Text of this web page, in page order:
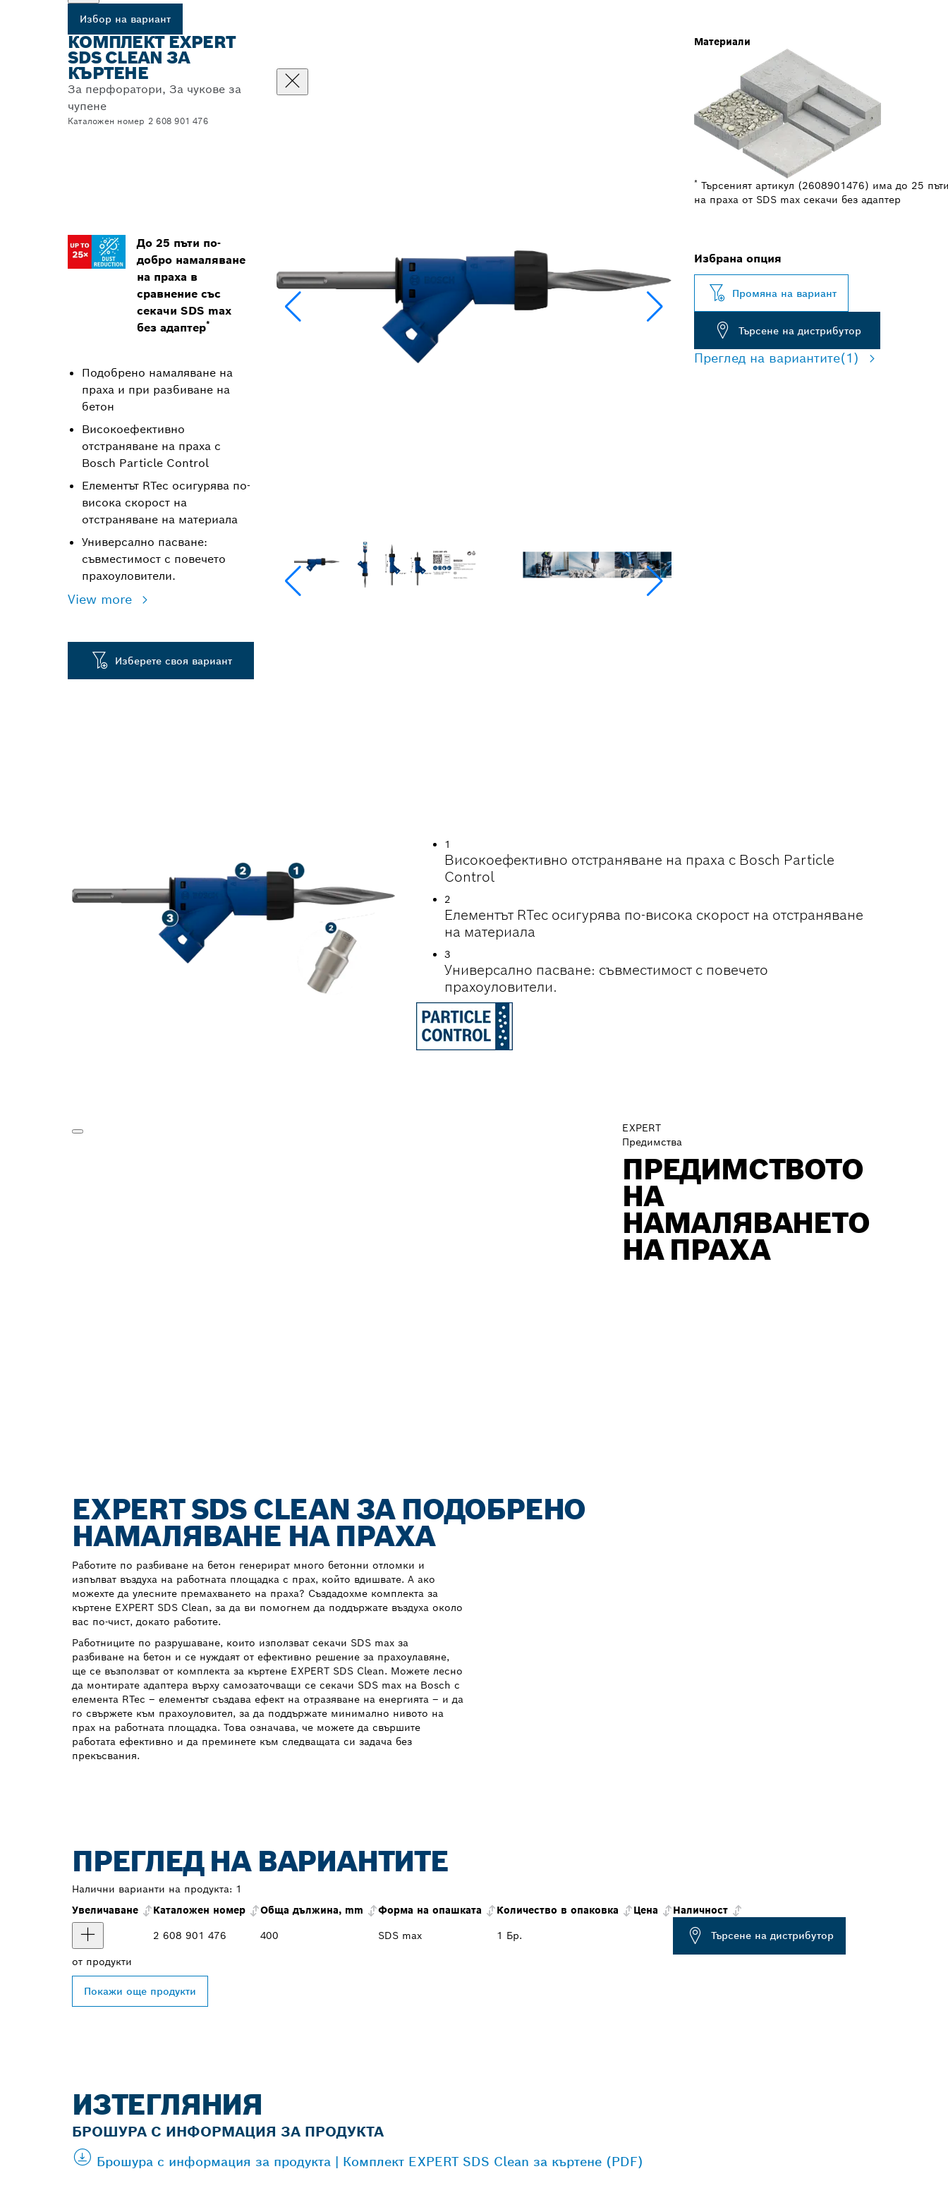
Избор на вариант
КОМПЛЕКТ EXPERT
SDS CLEAN ЗА
КЪРТЕНЕ
За перфоратори, За чукове за
чупене
Каталожен номер 2 608 901 476
До 25 пъти по-
добро намаляване
на праха в
сравнение със
секачи SDS max
без адаптер*
Подобрено намаляване на
праха и при разбиване на
бетон
Високоефективно
отстраняване на праха с
Bosch Particle Control
Елементът RTec осигурява по-
висока скорост на
отстраняване на материала
Универсално пасване:
съвместимост с повечето
прахоуловители.
View more
Материали
*Търсеният артикул (2608901476) има до 25
на праха от SDS max секачи без адаптер
Изберете своя вариант
Избрана опция
Промяна на вариант
Търсене на дистрибутор
Преглед на вариантите(1)
1
Високоефективно отстраняване на праха с Bosch Particle
Control
2
Елементът RTec осигурява по-висока скорост на отстраняване
на материала
3
Универсално пасване: съвместимост с повечето
прахоуловители.
EXPERT
Предимства
ПРЕДИМСТВОТО
НА
НАМАЛЯВАНЕТО
НА ПРАХА
EXPERT SDS CLEAN ЗА ПОДОБРЕНО
НАМАЛЯВАНЕ НА ПРАХА
Работите по разбиване на бетон генерират много бетонни отломки и
изпълват въздуха на работната площадка с прах, който вдишвате. А ако
можехте да улесните премахването на праха? Създадохме комплекта за
къртене EXPERT SDS Clean, за да ви помогнем да поддържате въздуха около
вас по-чист, докато работите.
Работниците по разрушаване, които използват секачи SDS max за
разбиване на бетон и се нуждаят от ефективно решение за прахоулавяне,
ще се възползват от комплекта за къртене EXPERT SDS Clean. Можете лесно
да монтирате адаптера върху самозаточващи се секачи SDS max на Bosch с
елемента RTec – елементът създава ефект на отразяване на енергията – и да
го свържете към прахоуловител, за да поддържате минимално нивото на
прах на работната площадка. Това означава, че можете да свършите
работата ефективно и да преминете към следващата си задача без
прекъсвания.
ПРЕГЛЕД НА ВАРИАНТИТЕ
Налични варианти на продукта: 1
Увеличаване
Каталожен номер Обща дължина, mm Форма на опашката Количество в опаковка Цена
Наличност
2 608 901 476
400 SDS max 1 Бр. Търсене на дистрибутор
от продукти
Покажи още продукти
ИЗТЕГЛЯНИЯ
БРОШУРА С ИНФОРМАЦИЯ ЗА ПРОДУКТА
Брошура с информация за продукта | Комплект EXPERT SDS Clean за къртене (PDF)